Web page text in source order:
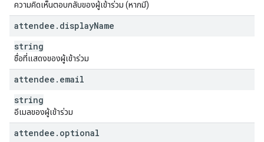
ความคิดเห็นตอบกลับของผู้เข้าร่วม (หากมี)
attendee . displayName
string
ชื่อที่แสดงของผู้เข้าร่วม
attendee . email
string
อีเมลของผู้เข้าร่วม
attendee . optional